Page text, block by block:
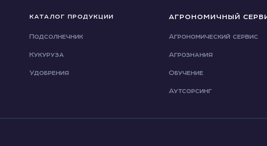
КАТАЛОГ ПРОДУКЦИИ
Подсолнечник
Кукуруза
Удобрения
АГРОНОМИЧНЫЙ
Агрономический сервис
Агрознания
Обучение
Аутсорсинг